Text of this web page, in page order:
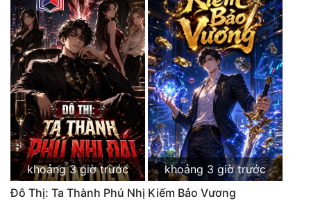
khoảng 3 giờ trước
Đô Thị: Ta Thành Phú Nhị
khoảng 3 giờ trước
Kiếm Bảo Vương